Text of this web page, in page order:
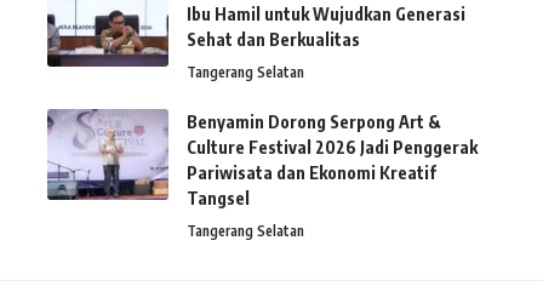
Ibu Hamil untuk Wujudkan Generasi
Sehat dan Berkualitas
Tangerang Selatan
Benyamin Dorong Serpong Art &
Culture Festival 2026 Jadi Penggerak
Pariwisata dan Ekonomi Kreatif
Tangsel
Tangerang Selatan